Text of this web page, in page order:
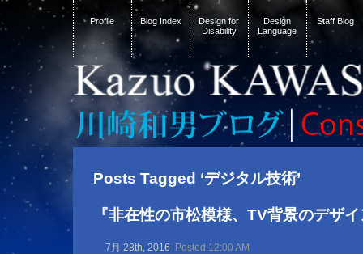
Profile Blog Index
Design for
Disability
Design
Language
Staff Blog
Posts Tagged ‘デジタル技術’
『非在性の市松模様、TV背景のデザ
7月 28th, 2016 Posted 12:00 AM